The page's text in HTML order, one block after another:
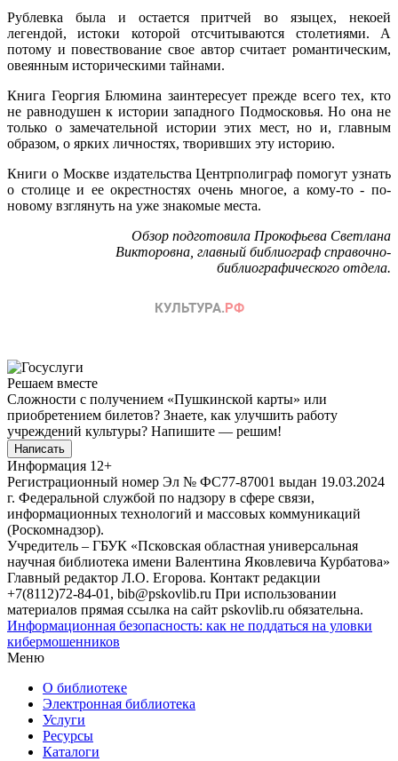
Рублевка была и остается притчей во языцех, некоей
легендой, истоки которой отсчитываются столетиями. А
потому и повествование свое автор считает романтическим,
овеянным историческими тайнами.
Книга Георгия Блюмина заинтересует прежде всего тех, кто
не равнодушен к истории западного Подмосковья. Но она не
только о замечательной истории этих мест, но и, главным
образом, о ярких личностях, творивших эту историю.
Книги о Москве издательства Центрполиграф помогут узнать
о столице и ее окрестностях очень многое, а кому-то - по-
новому взглянуть на уже знакомые места.
Обзор подготовила Прокофьева Светлана
Викторовна, главный библиограф справочно-
библиографического отдела.
Решаем вместе
Сложности с получением «Пушкинской карты» или
приобретением билетов? Знаете, как улучшить работу
учреждений культуры? Напишите — решим!
Написать
Информация 12+
Регистрационный номер Эл № ФС77-87001 выдан 19.03.2024
г. Федеральной службой по надзору в сфере связи,
информационных технологий и массовых коммуникаций
(Роскомнадзор).
Учредитель – ГБУК «Псковская областная универсальная
научная библиотека имени Валентина Яковлевича Курбатова»
Главный редактор Л.О. Егорова. Контакт редакции
+7(8112)72-84-01, bib@pskovlib.ru При использовании
материалов прямая ссылка на сайт pskovlib.ru обязательна.
Информационная безопасность: как не поддаться на уловки
кибермошенников
Меню
О библиотеке
Электронная библиотека
Услуги
Ресурсы
Каталоги